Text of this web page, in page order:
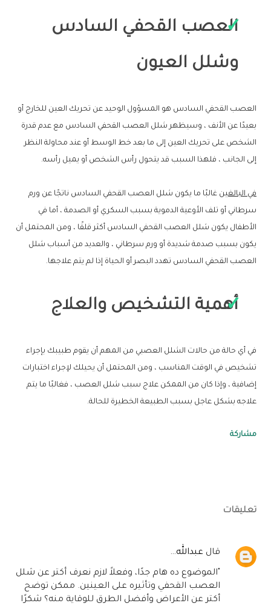
العصب القحفي السادس
وشلل العيون
العصب القحفي السادس هو المسؤول الوحيد عن تحريك العين للخارج أو
بعيدًا عن الأنف ، وسيظهر شلل العصب القحفي السادس مع عدم قدرة
الشخص على تحريك العين إلى ما بعد خط الوسط أو عند محاولة النظر
إلى الجانب ، فلهذا السبب قد يتحول رأس الشخص أو يميل رأسه.
في البالغينغالبًا ما يكون شلل العصب القحفي السادس ناتجًا عن ورم
سرطاني أو تلف الأوعية الدموية بسبب السكري أو الصدمة ، أما في
الأطفال يكون شلل العصب القحفي السادس أكثر قلقًا ، ومن المحتمل أن
يكون بسبب صدمة شديدة أو ورم سرطاني ، والعديد من أسباب شلل
العصب القحفي السادس تهدد البصر أو الحياة إذا لم يتم علاجها.
أهمية التشخيص والعلاج
في أي حالة من حالات الشلل العصبي من المهم أن يقوم طبيبك بإجراء
تشخيص في الوقت المناسب ، ومن المحتمل أن يحيلك لإجراء اختبارات
إضافية ، وإذا كان من الممكن علاج سبب شلل العصب ، فغالبًا ما يتم
علاجه بشكل عاجل بسبب الطبيعة الخطيرة للحالة.
مشاركة
تعليقات
‏قال عبدالله…
"الموضوع ده هام جدًا، وفعلاً لازم نعرف أكتر عن شلل
العصب القحفي وتأثيره على العينين. ممكن توضح
أكتر عن الأعراض وأفضل الطرق للوقاية منه؟ شكرًا